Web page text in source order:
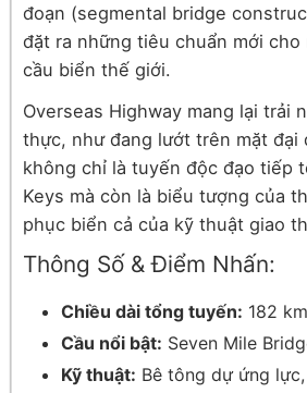
đoạn (segmental bridge
đặt ra những tiêu chuẩn mới cho
cầu biển thế giới.
Overseas Highway mang lại trải
thực, như đang lướt trên mặt đại
không chỉ là tuyến độc đạo tiếp
Keys mà còn là biểu tượng của
phục biển cả của kỹ thuật giao
Thông Số & Điểm Nhấn:
Chiều dài tổng tuyến: 182
Cầu nổi bật: Seven Mile
Kỹ thuật: Bê tông dự ứng